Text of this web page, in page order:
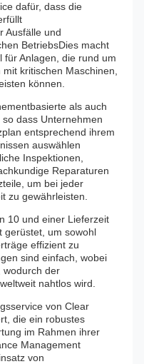
dafür, dass die
Ausfälle und
BetriebsDies macht
für Anlagen, die rund um
kritischen Maschinen,
können.
als auch
dass Unternehmen
entsprechend ihrem
auswählen
Inspektionen,
Reparaturen
um bei jeder
zu gewährleisten.
10 und einer Lieferzeit
gerüstet, um sowohl
effizient zu
sind einfach, wobei
wodurch der
nahtlos wird.
von Clear
die ein robustes
im Rahmen ihrer
Management
von